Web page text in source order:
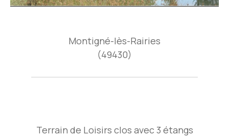
Montigné-lès-Rairies
(49430)
Terrain de Loisirs clos avec 3 étangs